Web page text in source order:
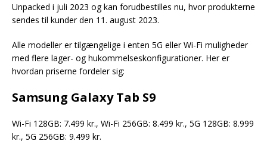
Unpacked i juli 2023 og kan forudbestilles nu, hvor produkterne
sendes til kunder den 11. august 2023.
Alle modeller er tilgængelige i enten 5G eller Wi-Fi muligheder
med flere lager- og hukommelseskonfigurationer. Her er
hvordan priserne fordeler sig:
Samsung Galaxy Tab S9
Wi-Fi 128GB: 7.499 kr., Wi-Fi 256GB: 8.499 kr., 5G 128GB: 8.999
kr., 5G 256GB: 9.499 kr.